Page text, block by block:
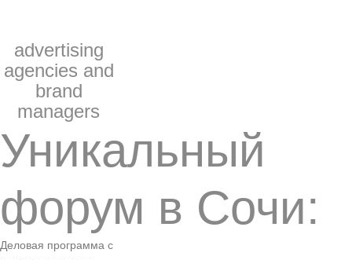
advertising
agencies and
brand
managers
Уникальный
форум в Сочи:
Деловая программа с